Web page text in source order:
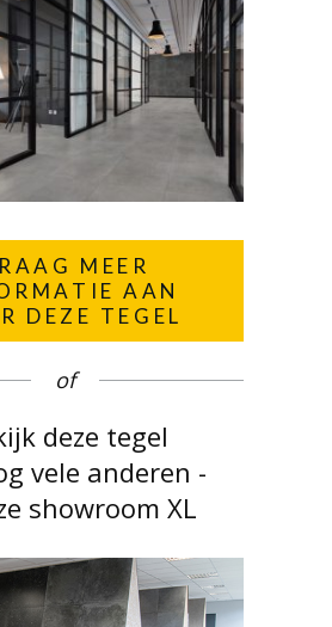
MEER
AAN
DEZE TEGEL
of
deze tegel
vele anderen -
showroom XL